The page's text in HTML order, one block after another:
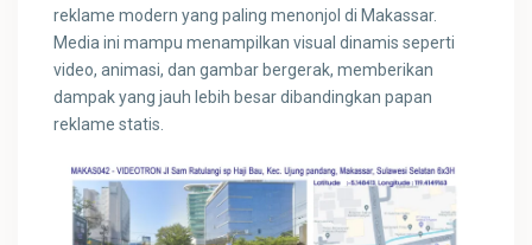
reklame modern yang paling menonjol di Makassar.
Media ini mampu menampilkan visual dinamis seperti
video, animasi, dan gambar bergerak, memberikan
dampak yang jauh lebih besar dibandingkan papan
reklame statis.